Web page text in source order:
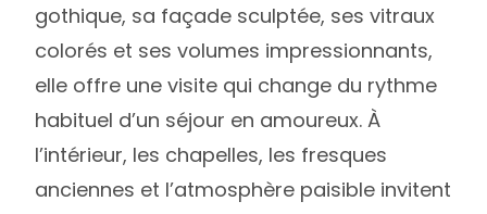
gothique, sa façade sculptée, ses vitraux
colorés et ses volumes impressionnants,
elle offre une visite qui change du rythme
habituel d’un séjour en amoureux. À
l’intérieur, les chapelles, les fresques
anciennes et l’atmosphère paisible invitent